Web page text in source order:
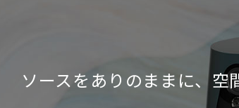
ソースをありのままに、空